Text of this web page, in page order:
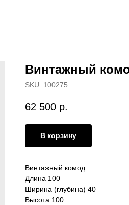
Винтажный
SKU: 100275
62 500 р.
В корзину
Винтажный комод
Длина 100
Ширина (глубина) 40
Высота 100